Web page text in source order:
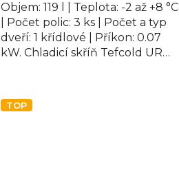
Objem: 119 l | Teplota: -2 až +8 °C
| Počet polic: 3 ks | Počet a typ
dveří: 1 křídlové | Příkon: 0.07
kW. Chladicí skříň Tefcold UR
TOP